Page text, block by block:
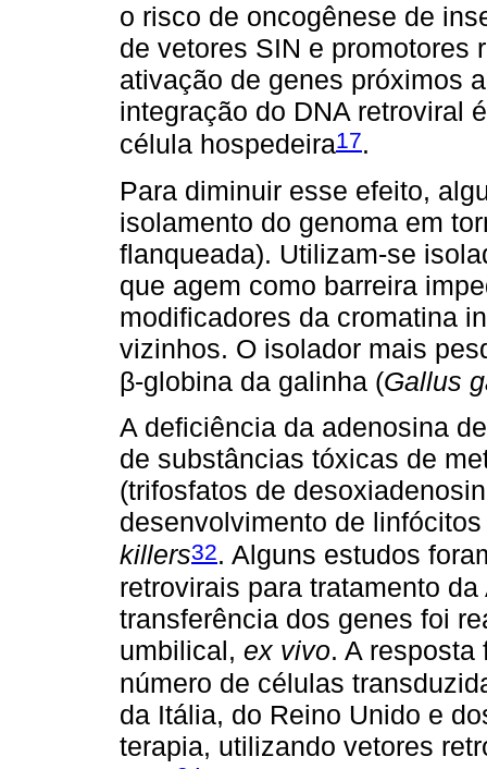
o risco de oncogênese de
de vetores SIN e promotores
ativação de genes próximos
integração do DNA retroviral
célula hospedeira17.
Para diminuir esse efeito,
isolamento do genoma em
flanqueada). Utilizam-se
que agem como barreira
modificadores da cromatina
vizinhos. O isolador mais
β-globina da galinha (Gallus
A deficiência da adenosina
de substâncias tóxicas de
(trifosfatos de
desenvolvimento de
killers32. Alguns estudos
retrovirais para tratamento
transferência dos genes foi
umbilical, ex vivo. A
número de células
da Itália, do Reino Unido e
terapia, utilizando vetores